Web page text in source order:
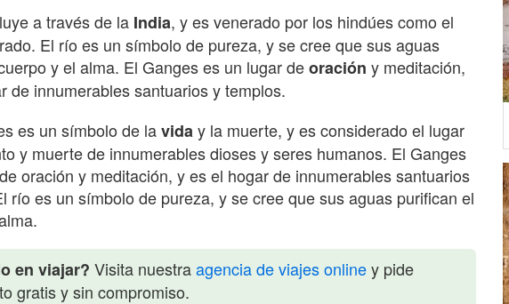
a través de la India, y es venerado por los hindúes como el
El río es un símbolo de pureza, y se cree que sus aguas
y el alma. El Ganges es un lugar deoración y meditación,
de innumerables santuarios y templos.
es un símbolo de laviday la muerte, y es considerado el lugar
y muerte de innumerables dioses y seres humanos. El Ganges
oración y meditación, y es el hogar de innumerables santuarios
río es un símbolo de pureza, y se cree que sus aguas purifican el
en viajar? Visita nuestraagencia de viajes onliney pide
gratis y sin compromiso.